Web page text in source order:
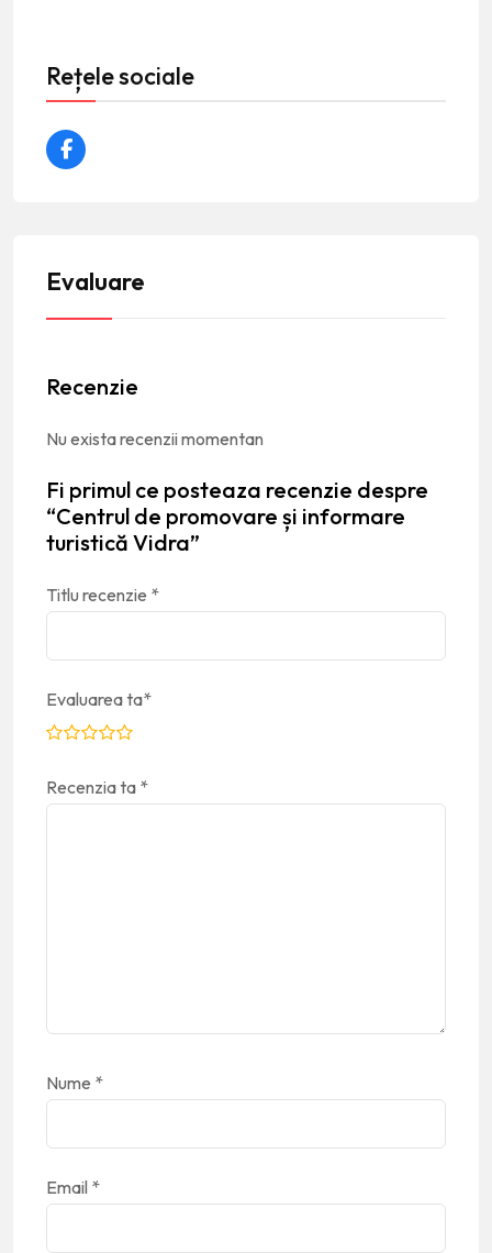
Rețele sociale
Evaluare
Recenzie
Nu exista recenzii momentan
Fi primul ce posteaza recenzie despre
“Centrul de promovare și informare
turistică Vidra”
Titlu recenzie *
Evaluarea ta*
Recenzia ta *
Nume *
Email *